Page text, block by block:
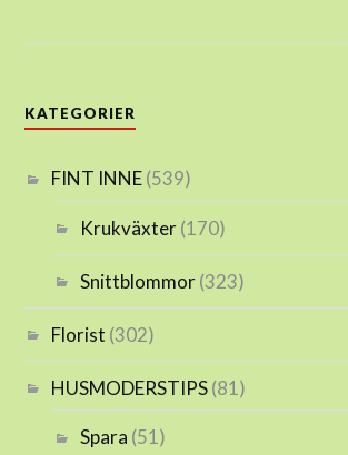
KATEGORIER
FINT INNE(539)
Krukväxter(170)
Snittblommor(323)
Florist (302)
HUSMODERSTIPS(81)
Spara (51)